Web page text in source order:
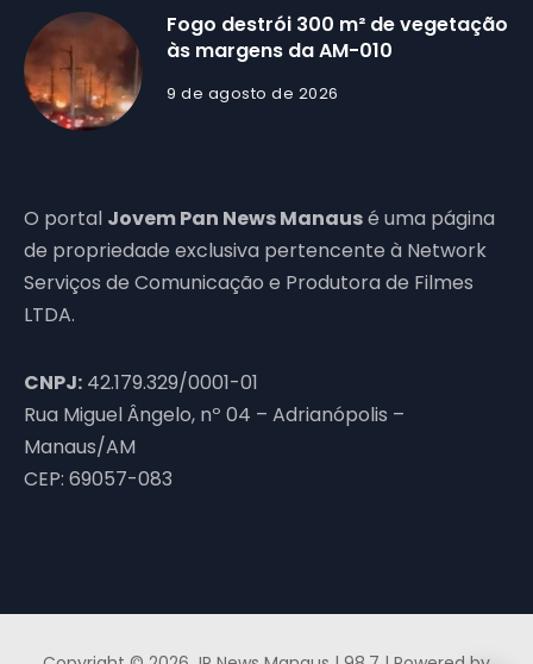
Fogo destrói 300 m² de vegetação
às margens da AM-010
9 de agosto de 2026
O portal Jovem Pan News Manausé uma página
de propriedade exclusiva pertencente à Network
Serviços de Comunicação e Produtora de Filmes
LTDA.
CNPJ: 42.179.329/0001-01
Rua Miguel Ângelo, nº 04 – Adrianópolis –
Manaus/AM
CEP: 69057-083